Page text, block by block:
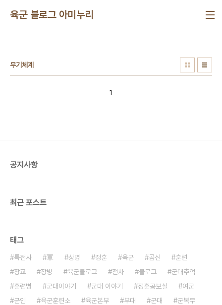
육군 블로그 아미누리
무기체계
1
공지사항
최근 포스트
태그
특전사 軍 상병 정훈 육군 곰신
훈련
장교
장병 육군블로그 전차 블로그
군대추억
훈련병
군대이야기 군대 이야기 정훈공보실
여군
군인
육군훈련소 육군본부 부대 군대
군복무